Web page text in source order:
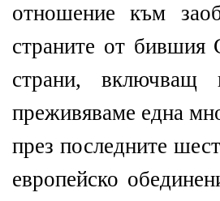
отношение към
страните от
страни,
преживяваме една
през последните
европейско